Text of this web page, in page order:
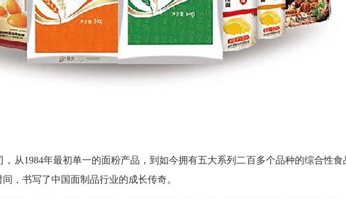
，从1984年最初单一的面粉产品，到如今拥有五大系列二百多个品种的综合性食
，书写了中国面制品行业的成长传奇。